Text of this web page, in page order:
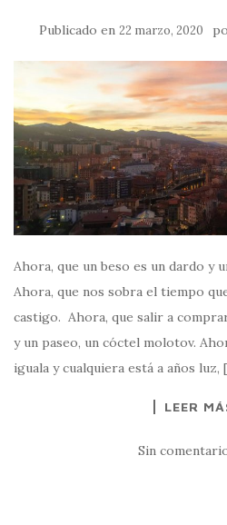
Publicado en 22 marzo, 2020
Ahora, que un beso es un dardo y
Ahora, que nos sobra el tiempo
castigo. Ahora, que salir a
y un paseo, un cóctel molotov.
iguala y cualquiera está a años luz,
LEER
Sin